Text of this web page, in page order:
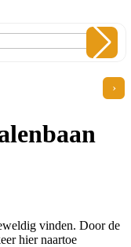
›
vinden. Door de
hier naartoe